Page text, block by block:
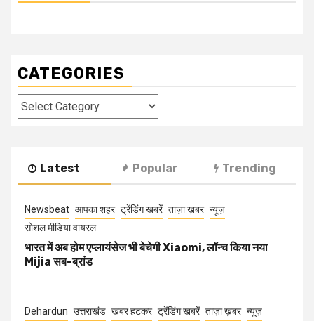
CATEGORIES
Categories
Latest Popular Trending
Newsbeat आपका शहर ट्रेंडिंग खबरें ताज़ा ख़बर न्यूज़
सोशल मीडिया वायरल
भारत में अब होम एप्लायंसेज भी बेचेगी Xiaomi, लॉन्च किया नया
Mijia सब-ब्रांड
Dehardun उत्तराखंड खबर हटकर ट्रेंडिंग खबरें ताज़ा ख़बर न्यूज़